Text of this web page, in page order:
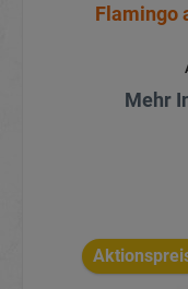
Flamingo
Mehr